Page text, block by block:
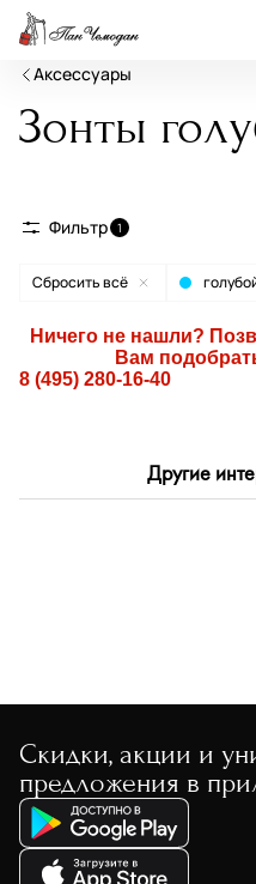
Аксессуары
Зонты
Фильтр 1
Сбросить всё
Ничего не нашли?
Вам
8 (495) 280-16-40
Другие
Скидки, акции и
предложения в